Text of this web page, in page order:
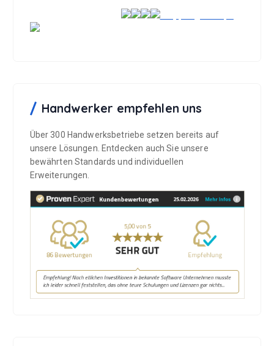
Handwerker empfehlen uns
Über 300 Handwerksbetriebe setzen bereits auf
unsere Lösungen. Entdecken auch Sie unsere
bewährten Standards und individuellen
Erweiterungen.